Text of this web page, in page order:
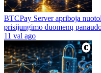
BTCPay Server apriboja
prisijungimo duomenų
11 val ago